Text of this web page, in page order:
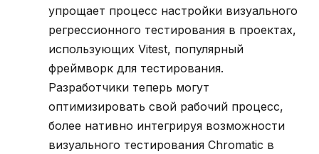
упрощает процесс настройки визуального
регрессионного тестирования в проектах,
использующих Vitest, популярный
фреймворк для тестирования.
Разработчики теперь могут
оптимизировать свой рабочий процесс,
более нативно интегрируя возможности
визуального тестирования Chromatic в